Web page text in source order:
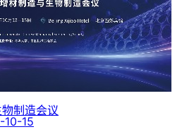
制造会议
15